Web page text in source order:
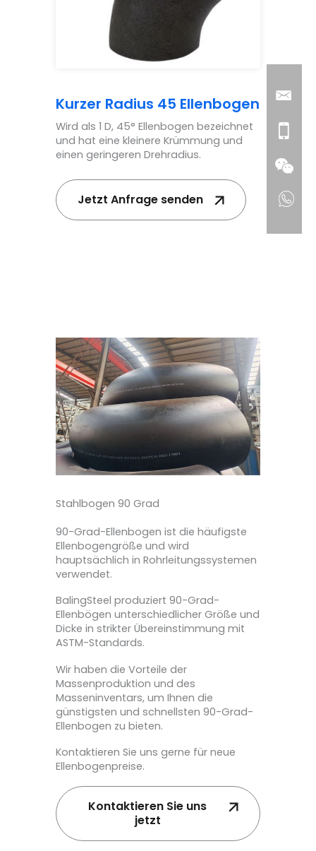
Kurzer Radius 45 Ellenbogen
Wird als 1 D, 45° Ellenbogen bezeichnet
und hat eine kleinere Krümmung und
einen geringeren Drehradius.
Jetzt Anfrage senden
Stahlbogen 90 Grad
90-Grad-Ellenbogen ist die häufigste
Ellenbogengröße und wird
hauptsächlich in Rohrleitungssystemen
verwendet.
BalingSteel produziert 90-Grad-
Ellenbögen unterschiedlicher Größe und
Dicke in strikter Übereinstimmung mit
ASTM-Standards.
Wir haben die Vorteile der
Massenproduktion und des
Masseninventars, um Ihnen die
günstigsten und schnellsten 90-Grad-
Ellenbogen zu bieten.
Kontaktieren Sie uns gerne für neue
Ellenbogenpreise.
Kontaktieren Sie uns
jetzt